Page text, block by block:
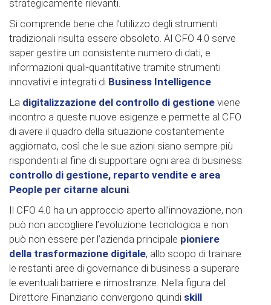
strategicamente rilevanti.
Si comprende bene che l’utilizzo degli strumenti
tradizionali risulta essere obsoleto. Al CFO 4.0 serve
saper gestire un consistente numero di dati, e
informazioni quali-quantitative tramite strumenti
innovativi e integrati di Business Intelligence.
La digitalizzazione del controllo di gestione viene
incontro a queste nuove esigenze e permette al CFO
di avere il quadro della situazione costantemente
aggiornato, così che le sue azioni siano sempre più
rispondenti al fine di supportare ogni area di business:
controllo di gestione, reparto vendite e area
People per citarne alcuni.
Il CFO 4.0 ha un approccio aperto all’innovazione, non
può non accogliere l’evoluzione tecnologica e non
può non essere per l’azienda principale pioniere
della trasformazione digitale, allo scopo di trainare
le restanti aree di governance di business a superare
le eventuali barriere e rimostranze. Nella figura del
Direttore Finanziario convergono quindi skill